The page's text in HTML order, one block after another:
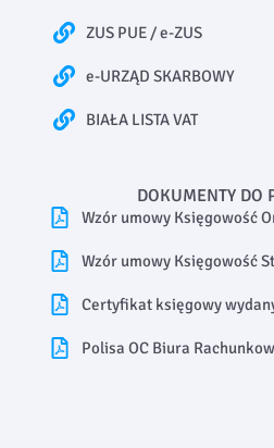
ZUS PUE / e-ZUS
e-URZĄD SKARBOWY
BIAŁA LISTA VAT
DOKUMENTY DO
Wzór umowy Księgowość
Wzór umowy Księgowość
Certyfikat księgowy
Polisa OC Biura